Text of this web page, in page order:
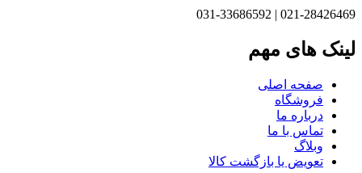
021-28426469 | 031-
های مهم
صفحه اصلی
فروشگاه
درباره ما
تماس با ما
وبلاگ
تعویض یا بازگشت کالا